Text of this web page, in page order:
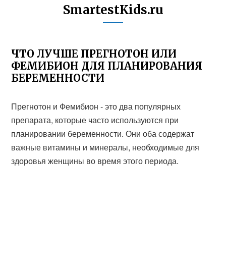
SmartestKids.ru
ЧТО ЛУЧШЕ ПРЕГНОТОН ИЛИ
ФЕМИБИОН ДЛЯ ПЛАНИРОВАНИЯ
БЕРЕМЕННОСТИ
Прегнотон и Фемибион - это два популярных
препарата, которые часто используются при
планировании беременности. Они оба содержат
важные витамины и минералы, необходимые для
здоровья женщины во время этого периода.